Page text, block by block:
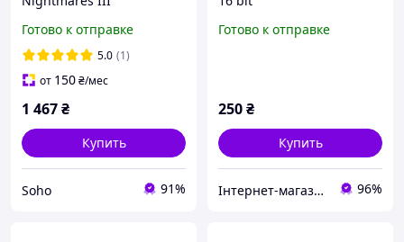
Готово к отправке
5.0 (1)
от 150₴/мес
1 467₴
Купить
Soho 91%
Готово к отправке
250₴
Купить
Інтернет-магазин "Відео-гра" 96%